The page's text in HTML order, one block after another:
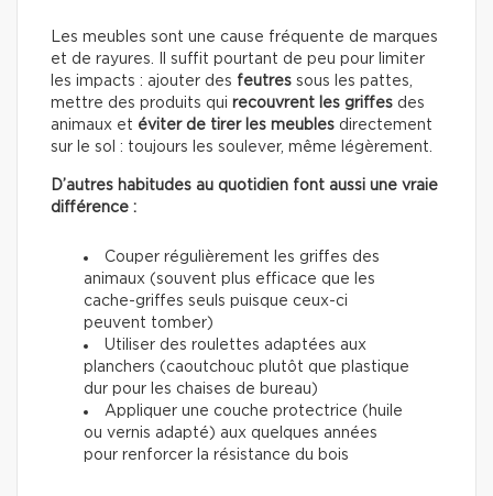
Les meubles sont une cause fréquente de marques
et de rayures. Il suffit pourtant de peu pour limiter
les impacts : ajouter des feutres sous les pattes,
mettre des produits qui recouvrent les griffes des
animaux et éviter de tirer les meubles directement
sur le sol : toujours les soulever, même légèrement.
D’autres habitudes au quotidien font aussi une vraie
différence :
Couper régulièrement les griffes des
animaux (souvent plus efficace que les
cache-griffes seuls puisque ceux-ci
peuvent tomber)
Utiliser des roulettes adaptées aux
planchers (caoutchouc plutôt que plastique
dur pour les chaises de bureau)
Appliquer une couche protectrice (huile
ou vernis adapté) aux quelques années
pour renforcer la résistance du bois